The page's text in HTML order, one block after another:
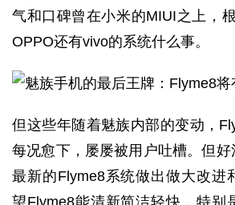
气和口碑曾在小米的MIUI之上，
OPPO还有vivo的系统什么事。
但这些年随着魅族内部的变动，
每况愈下，屡屡被用户吐槽。但
最新的Flyme8系统做出做大改进
望Flyme8能清新简洁轻快，特别